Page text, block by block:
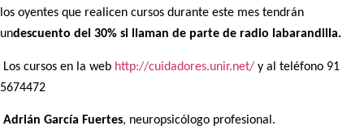
los oyentes que realicen cursos durante este mes tendrán
undescuento del 30% si llaman de parte de radio labarandilla.
Los cursos en la web http://cuidadores.unir.net/ y al teléfono 91
5674472
Adrián García Fuertes, neuropsicólogo profesional.